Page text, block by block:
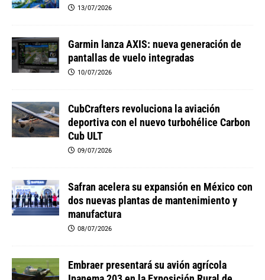
13/07/2026
Garmin lanza AXIS: nueva generación de
pantallas de vuelo integradas
10/07/2026
CubCrafters revoluciona la aviación
deportiva con el nuevo turbohélice Carbon
Cub ULT
09/07/2026
Safran acelera su expansión en México con
dos nuevas plantas de mantenimiento y
manufactura
08/07/2026
Embraer presentará su avión agrícola